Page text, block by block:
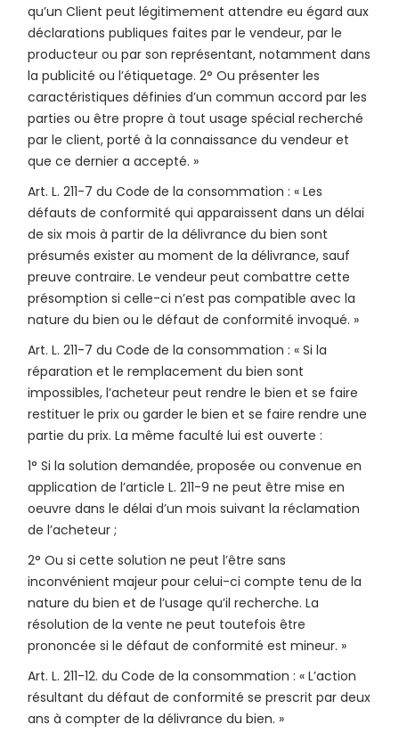
qu’un Client peut légitimement attendre eu égard aux
déclarations publiques faites par le vendeur, par le
producteur ou par son représentant, notamment dans
la publicité ou l’étiquetage. 2° Ou présenter les
caractéristiques définies d’un commun accord par les
parties ou être propre à tout usage spécial recherché
par le client, porté à la connaissance du vendeur et
que ce dernier a accepté. »
Art. L. 211-7 du Code de la consommation : « Les
défauts de conformité qui apparaissent dans un délai
de six mois à partir de la délivrance du bien sont
présumés exister au moment de la délivrance, sauf
preuve contraire. Le vendeur peut combattre cette
présomption si celle-ci n’est pas compatible avec la
nature du bien ou le défaut de conformité invoqué. »
Art. L. 211-7 du Code de la consommation : « Si la
réparation et le remplacement du bien sont
impossibles, l’acheteur peut rendre le bien et se faire
restituer le prix ou garder le bien et se faire rendre une
partie du prix. La même faculté lui est ouverte :
1° Si la solution demandée, proposée ou convenue en
application de l’article L. 211-9 ne peut être mise en
oeuvre dans le délai d’un mois suivant la réclamation
de l’acheteur ;
2° Ou si cette solution ne peut l’être sans
inconvénient majeur pour celui-ci compte tenu de la
nature du bien et de l’usage qu’il recherche. La
résolution de la vente ne peut toutefois être
prononcée si le défaut de conformité est mineur. »
Art. L. 211-12. du Code de la consommation : « L’action
résultant du défaut de conformité se prescrit par deux
ans à compter de la délivrance du bien. »